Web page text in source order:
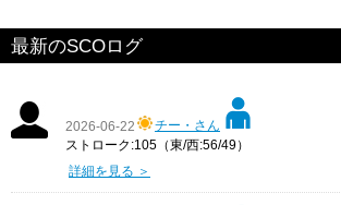
最新のSCOログ
2026-06-22
チー・さん
ストローク:105（東/西:56/49）
詳細を見る ＞